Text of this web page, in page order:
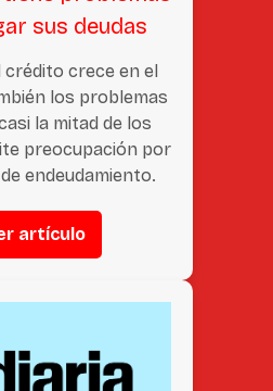
sus deudas
crédito crece en el
los problemas
la mitad de los
preocupación por
endeudamiento.
artículo